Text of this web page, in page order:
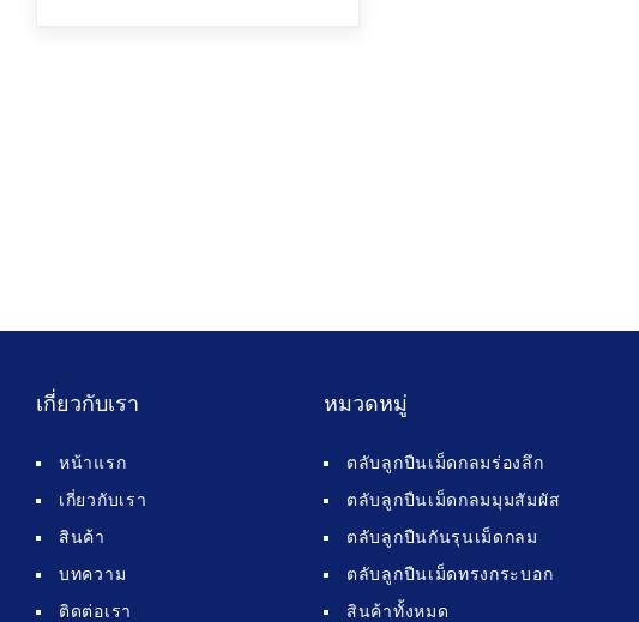
เกี่ยวกับเรา
หน้าแรก
เกี่ยวกับเรา
สินค้า
บทความ
ติดต่อเรา
หมวดหมู่
ตลับลูกปืนเม็ดกลมร่องลึก
ตลับลูกปืนเม็ดกลมมุมสัมผัส
ตลับลูกปืนกันรุนเม็ดกลม
ตลับลูกปืนเม็ดทรงกระบอก
สินค้าทั้งหมด